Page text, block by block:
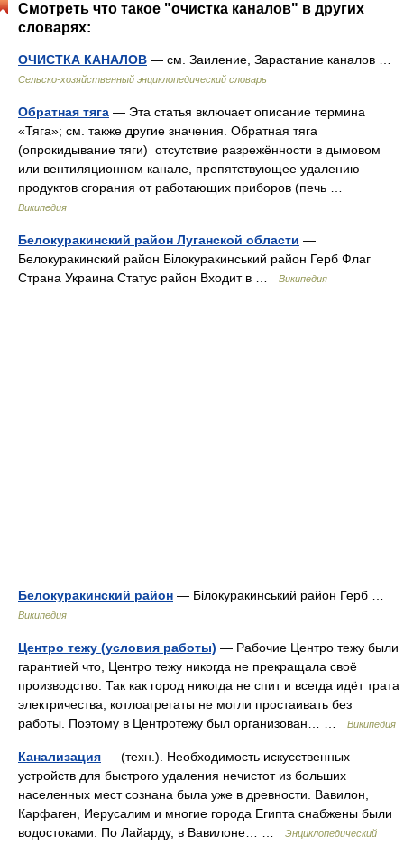
Смотреть что такое "очистка каналов" в других
словарях:
ОЧИСТКА КАНАЛОВ — см. Заиление, Зарастание каналов …
Сельско-хозяйственный энциклопедический словарь
Обратная тяга — Эта статья включает описание термина
«Тяга»; см. также другие значения. Обратная тяга
(опрокидывание тяги) отсутствие разрежённости в дымовом
или вентиляционном канале, препятствующее удалению
продуктов сгорания от работающих приборов (печь …
Википедия
Белокуракинский район Луганской области —
Белокуракинский район Білокуракинський район Герб Флаг
Страна Украина Статус район Входит в …
Википедия
Белокуракинский район — Білокуракинський район Герб …
Википедия
Центро тежу (условия работы) — Рабочие Центро тежу были
гарантией что, Центро тежу никогда не прекращала своё
производство. Так как город никогда не спит и всегда идёт трата
электричества, котлоагрегаты не могли простаивать без
работы. Поэтому в Центротежу был организован… …
Википедия
Канализация — (техн.). Необходимость искусственных
устройств для быстрого удаления нечистот из больших
населенных мест сознана была уже в древности. Вавилон,
Карфаген, Иерусалим и многие города Египта снабжены были
водостоками. По Лайарду, в Вавилоне… …
Энциклопедический